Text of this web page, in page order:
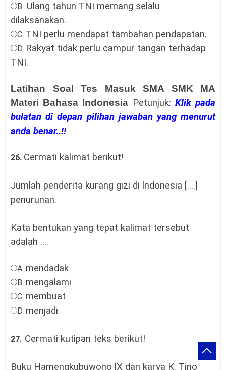
B. Ulang tahun TNI memang selalu
dilaksanakan.
C. TNI perlu mendapat tambahan pendapatan.
D. Rakyat tidak perlu campur tangan terhadap
TNI.
Latihan Soal Tes Masuk SMA SMK MA
Materi Bahasa Indonesia Petunjuk: Klik pada
bulatan di depan pilihan jawaban yang menurut
anda benar..!!
26. Cermati kalimat berikut!
Jumlah penderita kurang gizi di lndonesia [....]
penurunan.
Kata bentukan yang tepat kalimat tersebut
adalah ....
A. mendadak
B. mengalami
C. membuat
D. menjadi
27. Cermati kutipan teks berikut!
Buku Hamengkubuwono lX dan karya K. Tino